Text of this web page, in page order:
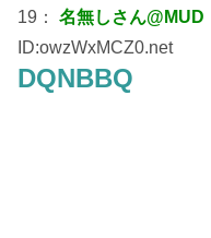
19： 名無しさん@MUD
ID:owzWxMCZ0.net
DQNBBQ